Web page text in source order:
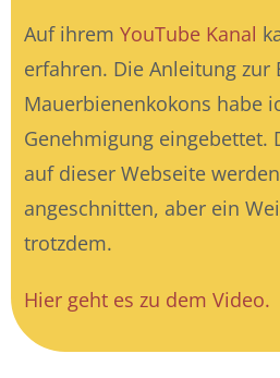
Auf ihrem YouTube Kanal
erfahren. Die Anleitung zur
Mauerbienenkokons habe
Genehmigung eingebettet.
auf dieser Webseite
angeschnitten, aber ein
trotzdem.
Hier geht es zu dem Video.